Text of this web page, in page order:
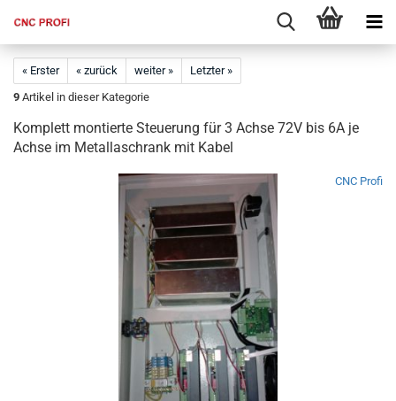
« Erster « zurück weiter »
Letzter »
9 Artikel in dieser Kategorie
Komplett montierte Steuerung für 3 Achse 72V bis 6A je
Achse im Metallaschrank mit Kabel
CNC Profi